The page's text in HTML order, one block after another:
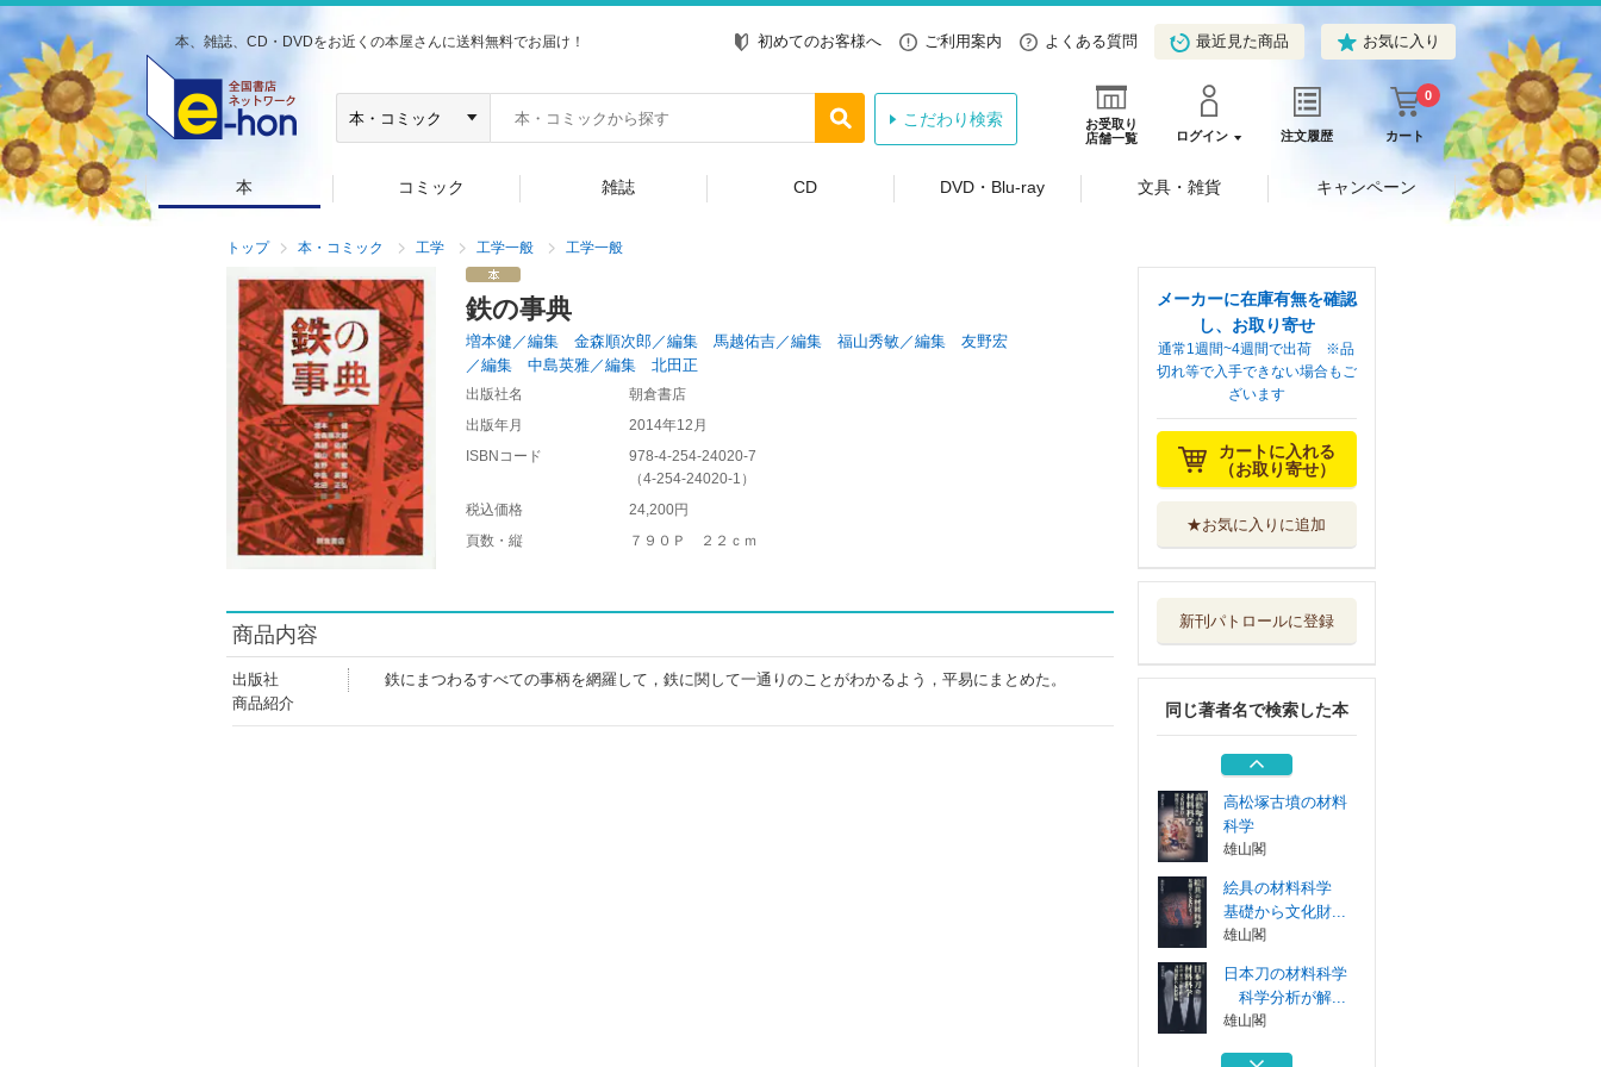
本、雑誌、CD・DVDをお近くの本屋さんに送料無料でお届け！ 初めてのお客様へ ご利用案内 よくある質問 最近見た商品 お気に入り
お受取り
店舗一覧
ログイン 注文履歴 カート
0
こだわり検索
本 コミック 雑誌 CD DVD・Blu-ray 文具・雑貨 キャンペーン
トップ 本・コミック 工学 工学一般 工学一般
鉄の事典
増本健／編集 金森順次郎／編集 馬越佑吉／編集 福山秀敏／編集 友野宏
／編集 中島英雅／編集 北田正
出版社名
朝倉書店
出版年月
2014年12月
ISBNコード
978-4-254-24020-7
（4-254-24020-1 ）
税込価格
24,200円
頁数・縦
７９０Ｐ ２２ｃｍ
商品内容
出版社
商品紹介
鉄にまつわるすべての事柄を網羅して，鉄に関して一通りのことがわかるよう，平易にまとめた。
メーカーに在庫有無を確認
し、お取り寄せ
通常1週間~4週間で出荷 ※品
切れ等で入手できない場合もご
ざいます
カートに入れる
（お取り寄せ）
★お気に入りに追加
新刊パトロールに登録
同じ著者名で検索した本
日本刀の材料科学
科学分析が解...
半導体物理学
最新お母さんと赤
ちゃんの生理と...
メディカ出版
高松塚古墳の材料
科学
雄山閣
絵具の材料科学
基礎から文化財...
雄山閣
日本刀の材料科学
科学分析が解...
雄山閣
半導体物理学